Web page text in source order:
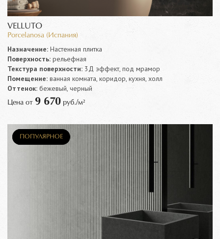
VELLUTO
Porcelanosa (Испания)
Назначение: Настенная плитка
Поверхность: рельефная
Текстура поверхности: 3Д эффект, под мрамор
Помещение: ванная комната, коридор, кухня, холл
Оттенок: бежевый, черный
Цена от 9 670 руб./м²
НОВИНКА
ПОПУЛЯРНОЕ